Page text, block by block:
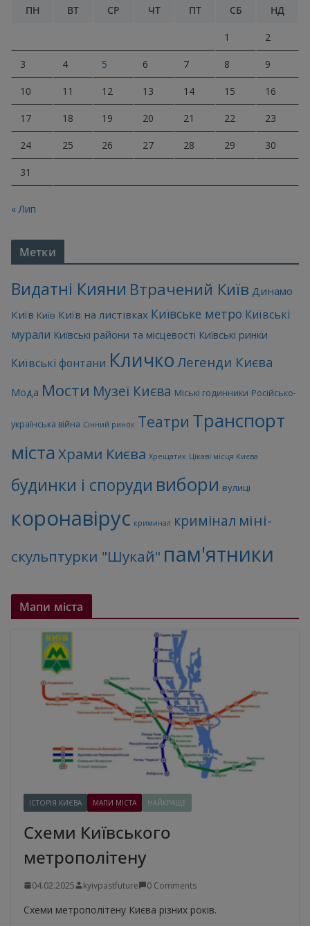
ПН
ВТ СР ЧТ ПТ СБ НД
1 2
3 4 5 6 7 8 9
10 11 12 13 14 15 16
17 18 19 20 21 22 23
24 25 26 27 28 29 30
31
« Лип
Метки
Видатні Кияни Втрачений Київ Динамо
Київ Київ Київ на листівках Київське метро Київські
мурали Київські райони та місцевості Київські ринки
Київські фонтани Кличко Легенди Києва
Мода Мости Музеї Києва Міські годинники Російсько-
українська війна Сінний ринок Театри Транспорт
міста Храми Києва Хрещатик Цікаві місця Києва
будинки і споруди вибори вулиці
коронавірус криминал кримінал міні-
скульптурки "Шукай" пам'ятники
Мапи міста
ІСТОРІЯ КИЄВА МАПИ МІСТА НАЙКРАЩЕ
Схеми Київського
метрополітену
04.02.2025 kyivpastfuture 0 Comments
Схеми метрополітену Києва різних років.